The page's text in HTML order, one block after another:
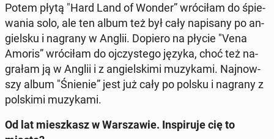
Potem płytą "Hard Land of Wonder” wró­ci­łam do śpie­
wa­nia solo, ale ten album też był cały na­pi­sa­ny po an­
giel­sku i nagrany w Anglii. Dopiero na płycie "Vena
Amoris” wró­ci­łam do oj­czy­ste­go języka, choć też na­
gra­łam ją w Anglii i z an­giel­ski­mi mu­zy­ka­mi. Naj­now­
szy album "Śnienie” jest już cały po polsku i nagrany z
pol­ski­mi mu­zy­ka­mi.
Od lat miesz­kasz w War­sza­wie. In­spi­ru­je cię to